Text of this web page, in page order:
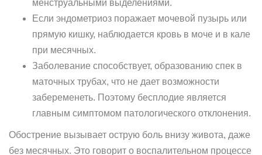
менструальными выделениями.
Если эндометриоз поражает мочевой пузырь или
прямую кишку, наблюдается кровь в моче и в кале
при месячных.
Заболевание способствует, образованию спек в
маточных трубах, что не дает возможности
забеременеть. Поэтому бесплодие является
главным симптомом патологического отклонения.
Обострение вызывает острую боль внизу живота, даже
без месячных. Это говорит о воспалительном процессе